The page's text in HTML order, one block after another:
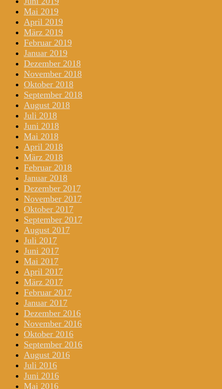
Mai 2019
April 2019
März 2019
Februar 2019
Januar 2019
Dezember 2018
November 2018
Oktober 2018
September 2018
August 2018
Juli 2018
Juni 2018
Mai 2018
April 2018
März 2018
Februar 2018
Januar 2018
Dezember 2017
November 2017
Oktober 2017
September 2017
August 2017
Juli 2017
Juni 2017
Mai 2017
April 2017
März 2017
Februar 2017
Januar 2017
Dezember 2016
November 2016
Oktober 2016
September 2016
August 2016
Juli 2016
Juni 2016
Mai 2016